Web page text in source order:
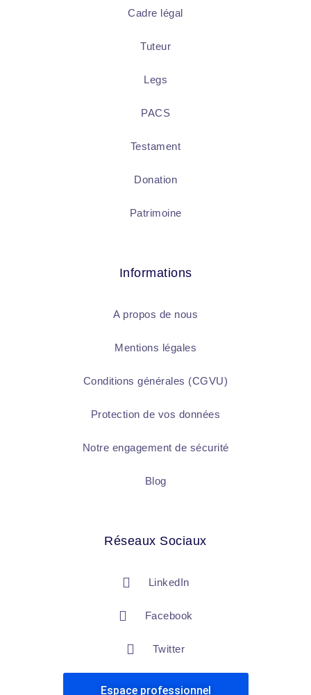
Cadre légal
Tuteur
Legs
PACS
Testament
Donation
Patrimoine
Informations
A propos de nous
Mentions légales
Conditions générales (CGVU)
Protection de vos données
Notre engagement de sécurité
Blog
Réseaux Sociaux
LinkedIn
Facebook
Twitter
Espace professionnel